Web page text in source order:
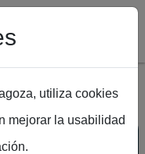
utiliza cookies
mejorar la usabilidad